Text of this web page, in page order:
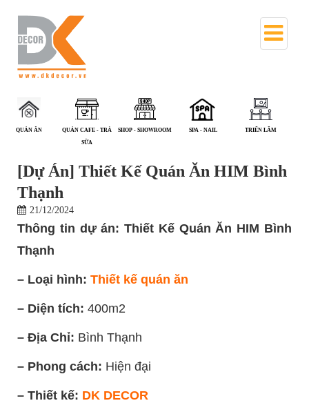
QUÁN ĂN
QUÁN CAFE - TRÀ
SỮA
SHOP - SHOWROOM SPA - NAIL TRIỂN LÃM
[Dự Án] Thiết Kế Quán Ăn HIM Bình
Thạnh
21/12/2024
Thông tin dự án: Thiết Kế Quán Ăn HIM Bình
Thạnh
– Loại hình:Thiết kế quán ăn
– Diện tích: 400m2
– Địa Chỉ: Bình Thạnh
– Phong cách: Hiện đại
– Thiết kế: DK DECOR